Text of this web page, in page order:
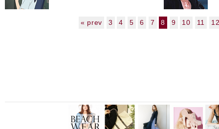
« prev 3 4 5 6 7 8 9 10 11